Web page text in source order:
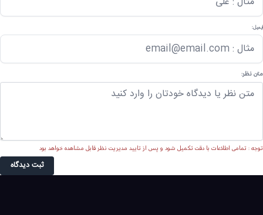
ایمیل:
متن نظر:
توجه : تمامی اطلاعات با دقت تکمیل شود و پس از تایید مدیریت نظر قابل مشاهده خواهد بود
ثبت دیدگاه